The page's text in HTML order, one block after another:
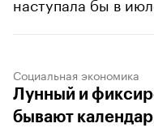
Социальная экономика
Лунный и
бывают